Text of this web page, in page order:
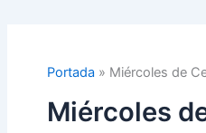
Portada » Miércoles de
Miércoles